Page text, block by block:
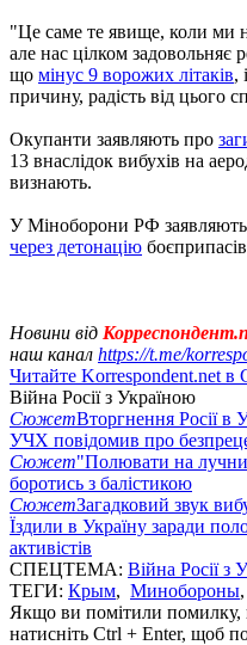
"Це саме те явище, коли ми
але нас цілком задовольняє
що мінус 9 ворожих літаків,
причину, радість від цього
Окупанти заявляють про
13 внаслідок вибухів на
визнають.
У Міноборони РФ
через детонацію
Новини від
наш канал https://t.me/
Читайте Korrespondent.net в
Війна Росії з Україною
СюжетВторгнення Росії в
УЧХ повідомив про
Сюжет"Полювати на
боротись з балістикою
СюжетЗагадковий звук
Їздили в Україну заради
активістів
СПЕЦТЕМА: Війна Росії з
ТЕГИ: Крым, Минобороны,
Якщо ви помітили помилку,
натисніть Ctrl + Enter, щоб